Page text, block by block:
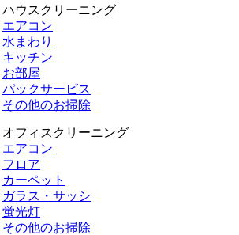
ハウスクリーニング
エアコン
水まわり
キッチン
お部屋
パックサービス
その他のお掃除
オフィスクリーニング
エアコン
フロア
カーペット
ガラス・サッシ
蛍光灯
その他のお掃除